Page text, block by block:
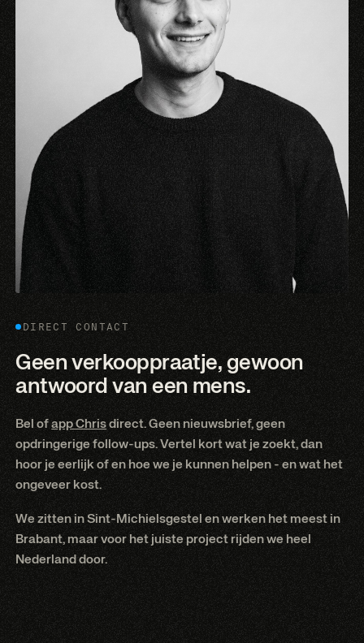
DIRECT CONTACT
Geen verkooppraatje, gewoon
antwoord van een mens.
Bel ofapp Chrisdirect. Geen nieuwsbrief, geen
opdringerige follow-ups. Vertel kort wat je zoekt, dan
hoor je eerlijk of en hoe we je kunnen helpen - en wat het
ongeveer kost.
We zitten in Sint-Michielsgestel en werken het meest in
Brabant, maar voor het juiste project rijden we heel
Nederland door.